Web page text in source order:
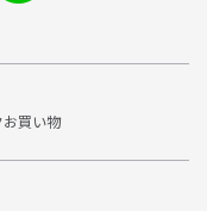
お買い物